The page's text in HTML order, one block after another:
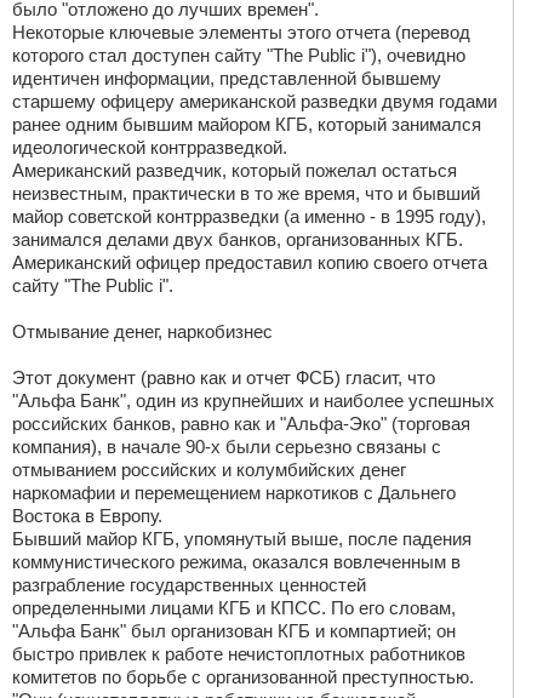
было "отложено до лучших времен".
Некоторые ключевые элементы этого отчета (перевод
которого стал доступен сайту "The Public i"), очевидно
идентичен информации, представленной бывшему
старшему офицеру американской разведки двумя годами
ранее одним бывшим майором КГБ, который занимался
идеологической контрразведкой.
Американский разведчик, который пожелал остаться
неизвестным, практически в то же время, что и бывший
майор советской контрразведки (а именно - в 1995 году),
занимался делами двух банков, организованных КГБ.
Американский офицер предоставил копию своего отчета
сайту "The Public i".
Отмывание денег, наркобизнес
Этот документ (равно как и отчет ФСБ) гласит, что
"Альфа Банк", один из крупнейших и наиболее успешных
российских банков, равно как и "Альфа-Эко" (торговая
компания), в начале 90-х были серьезно связаны с
отмыванием российских и колумбийских денег
наркомафии и перемещением наркотиков с Дальнего
Востока в Европу.
Бывший майор КГБ, упомянутый выше, после падения
коммунистического режима, оказался вовлеченным в
разграбление государственных ценностей
определенными лицами КГБ и КПСС. По его словам,
"Альфа Банк" был организован КГБ и компартией; он
быстро привлек к работе нечистоплотных работников
комитетов по борьбе с организованной преступностью.